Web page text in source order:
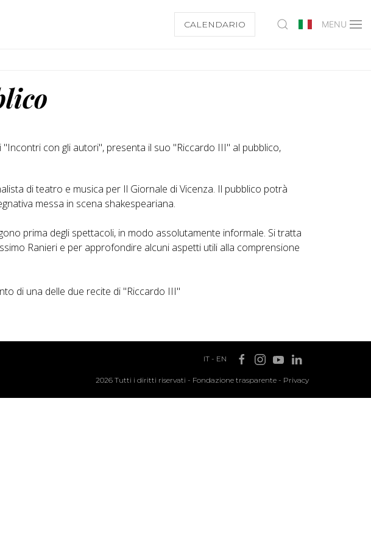
CALENDARIO MENU
con gli autori", presenta il suo "Riccardo III" al pubblico,
di teatro e musica per Il Giornale di Vicenza. Il pubblico potrà
messa in scena shakespeariana.
prima degli spettacoli, in modo assolutamente informale. Si tratta
Ranieri e per approfondire alcuni aspetti utili alla comprensione
di una delle due recite di "Riccardo III"
IT - EN
2026 Tutti i diritti riservati - Fondazione trasparente - Privacy